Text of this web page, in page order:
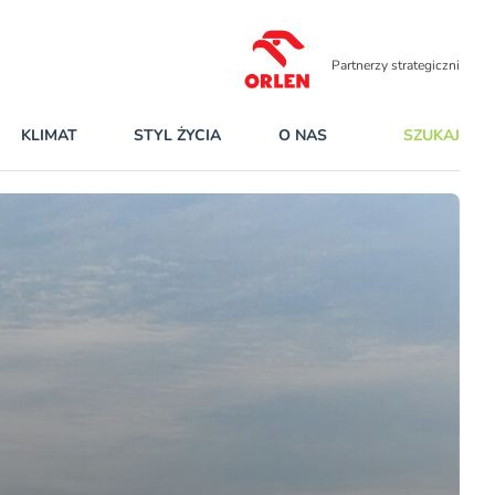
Partnerzy strategiczni
KLIMAT STYL ŻYCIA O NAS SZUKAJ